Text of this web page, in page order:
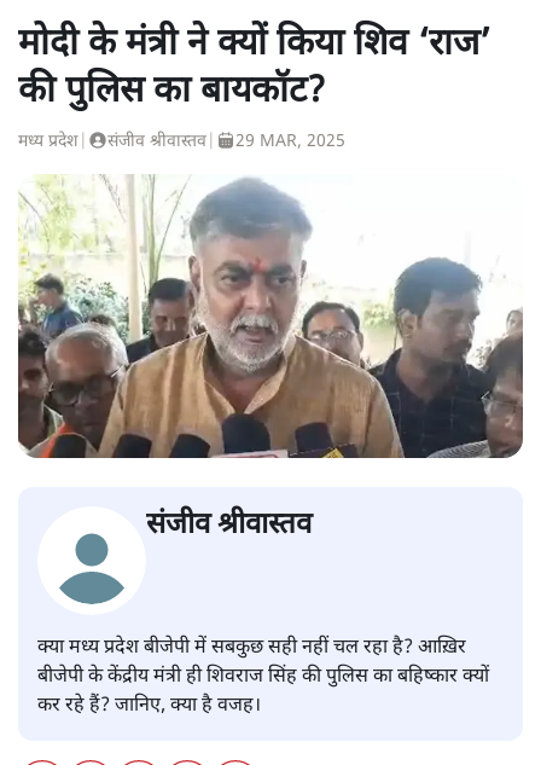
मोदी के मंत्री ने क्यों किया शिव ‘राज’
की पुलिस का बायकॉट?
मध्य प्रदेश संजीव श्रीवास्तव 29 MAR, 2025
संजीव श्रीवास्तव
क्या मध्य प्रदेश बीजेपी में सबकुछ सही नहीं चल रहा है? आख़िर
बीजेपी के केंद्रीय मंत्री ही शिवराज सिंह की पुलिस का बहिष्कार क्यों
कर रहे हैं? जानिए, क्या है वजह।